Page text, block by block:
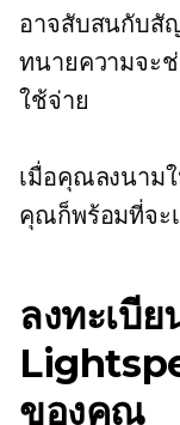
อาจสับสนกับสั
ทนายความจะ
ใช้จ่าย
เมื่อคุณลงนาม
คุณก็พร้อมที่จะ
ลงทะเบี
ของคุณ